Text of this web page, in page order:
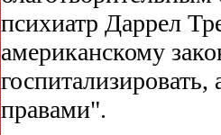
психиатр Даррел
американскому
правами".